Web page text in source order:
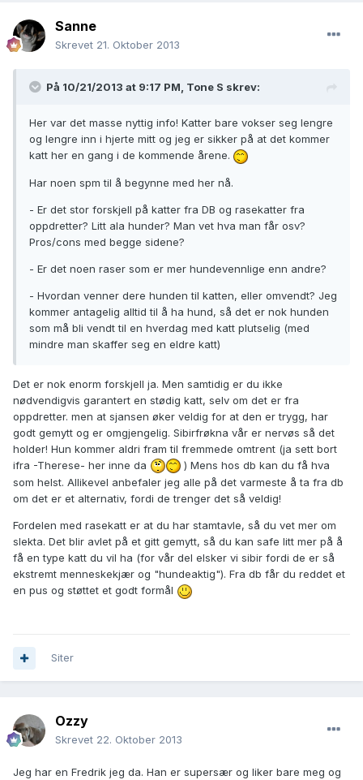
Sanne
Skrevet 21. Oktober 2013
På 10/21/2013 at 9:17 PM, Tone S skrev:
Her var det masse nyttig info! Katter bare vokser seg lengre
og lengre inn i hjerte mitt og jeg er sikker på at det kommer
katt her en gang i de kommende årene.
Har noen spm til å begynne med her nå.
- Er det stor forskjell på katter fra DB og rasekatter fra
oppdretter? Litt ala hunder? Man vet hva man får osv?
Pros/cons med begge sidene?
- Er det noen raser som er mer hundevennlige enn andre?
- Hvordan venner dere hunden til katten, eller omvendt? Jeg
kommer antagelig alltid til å ha hund, så det er nok hunden
som må bli vendt til en hverdag med katt plutselig (med
mindre man skaffer seg en eldre katt)
Det er nok enorm forskjell ja. Men samtidig er du ikke
nødvendigvis garantert en stødig katt, selv om det er fra
oppdretter. men at sjansen øker veldig for at den er trygg, har
godt gemytt og er omgjengelig. Sibirfrøkna vår er nervøs så det
holder! Hun kommer aldri fram til fremmede omtrent (ja sett bort
ifra -Therese- her inne da
) Mens hos db kan du få hva
som helst. Allikevel anbefaler jeg alle på det varmeste å ta fra db
om det er et alternativ, fordi de trenger det så veldig!
Fordelen med rasekatt er at du har stamtavle, så du vet mer om
slekta. Det blir avlet på et gitt gemytt, så du kan safe litt mer på å
få en type katt du vil ha (for vår del elsker vi sibir fordi de er så
ekstremt menneskekjær og "hundeaktig"). Fra db får du reddet et
en pus og støttet et godt formål
Siter
Ozzy
Skrevet 22. Oktober 2013
Jeg har en Fredrik jeg da. Han er supersær og liker bare meg og